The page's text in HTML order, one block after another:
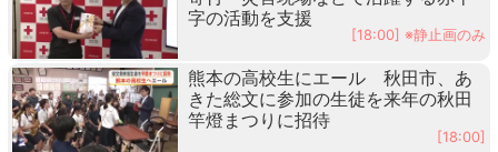
字の活動を支援
[18:00] ※静止画のみ
熊本の高校生にエール 秋田市、あ
きた総文に参加の生徒を来年の秋田
竿燈まつりに招待
[18:00]